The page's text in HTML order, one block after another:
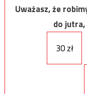
Uważasz, że
do jutra,
30 zł